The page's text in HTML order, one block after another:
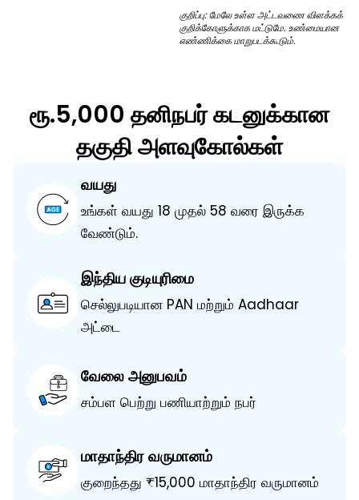
குறிப்பு: மேலே உள்ள அட்டவணை விளக்கக்
குறிக்கோளுக்காக மட்டுமே. உண்மையான
எண்ணிக்கை மாறுபடக்கூடும்.
ரூ.5,000 தனிநபர் கடனுக்கான
தகுதி அளவுகோல்கள்
வயது
உங்கள் வயது 18 முதல் 58 வரை இருக்க
வேண்டும்.
இந்திய குடியுரிமை
செல்லுபடியான PAN மற்றும் Aadhaar
அட்டை
வேலை அனுபவம்
சம்பள பெற்று பணியாற்றும் நபர்
மாதாந்திர வருமானம்
குறைந்தது ₹15,000 மாதாந்திர வருமானம்